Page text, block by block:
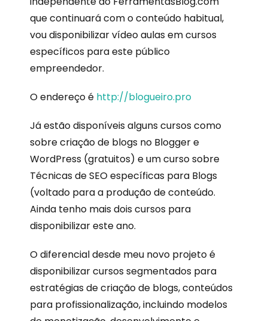
que continuará com o conteúdo habitual,
vou disponibilizar vídeo aulas em cursos
específicos para este público
empreendedor.
O endereço é http://blogueiro.pro
Já estão disponíveis alguns cursos como
sobre criação de blogs no Blogger e
WordPress (gratuitos) e um curso sobre
Técnicas de SEO específicas para Blogs
(voltado para a produção de conteúdo.
Ainda tenho mais dois cursos para
disponibilizar este ano.
O diferencial desde meu novo projeto é
disponibilizar cursos segmentados para
estratégias de criação de blogs, conteúdos
para profissionalização, incluindo modelos